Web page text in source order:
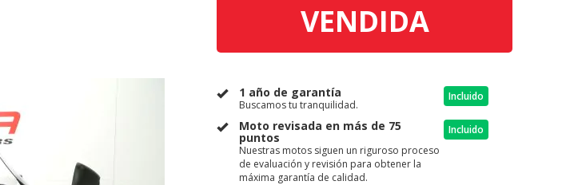
VENDIDA
1 año de garantía
Buscamos tu tranquilidad.
Incluido
Moto revisada en más de 75
puntos
Nuestras motos siguen un riguroso proceso
de evaluación y revisión para obtener la
máxima garantía de calidad.
Incluido